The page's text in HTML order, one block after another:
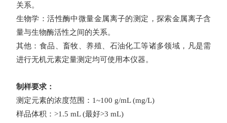
关系。
生物学：活性酶中微量金属离子的测定，探索金属离子含
量与生物酶活性之间的关系。
其他：食品、畜牧、养殖、石油化工等诸多领域，凡是需
进行无机元素定量测定均可使用本仪器。
制样要求：
测定元素的浓度范围： 1~100 g/mL (mg/L)
样品体积： >1.5 mL (最好>3 mL)